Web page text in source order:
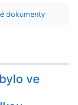
dokumenty
ve